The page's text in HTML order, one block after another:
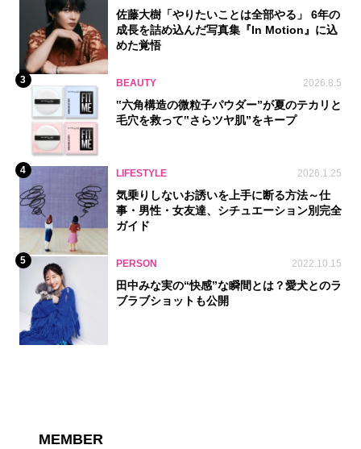
佐藤大樹「やりたいことは全部やる」 6年の
成長を詰め込んだ写真集『In Motion』に込
めた覚悟
3 BEAUTY 2026.8.5
‟六角構造の微粒子パウダー”が夏のテカリと
毛穴を救って‟さらツヤ肌”をキープ
4 LIFESTYLE 2026.1.25
気乗りしないお誘いを上手に断る方法～仕
事・男性・女友達、シチュエーション別完全
ガイド
5 PERSON 2022.10.15
田中みな実の“快感”な瞬間とは？愛犬とのラ
ブラブショットも公開
MEMBER